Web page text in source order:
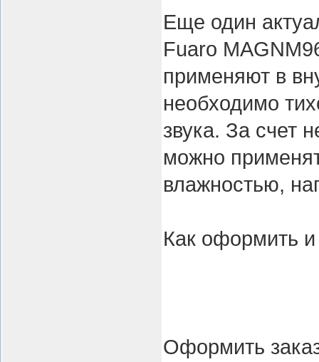
Еще один
Fuaro
применяют в
необходимо
звука. За счет
можно
влажностью,
Как оформить и
Оформить